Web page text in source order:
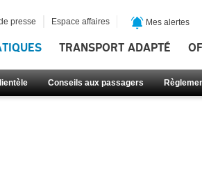
TRANSPORT ADAPTÉ
Conseils aux passagers
presse Espace affaires Mes alertes